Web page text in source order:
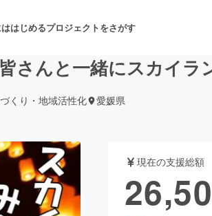
はじめるプロジェクトをさがす
舞台・パフォーマンス
フード・飲食店
さんと一緒にスカイラ
くり・地域活性化 愛媛県
現在の支援総額